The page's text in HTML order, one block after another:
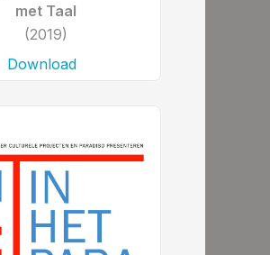
met Taal
(2019)
Download